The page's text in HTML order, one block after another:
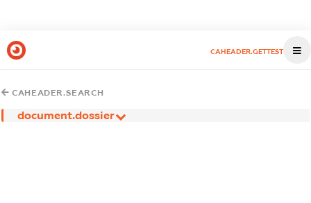
CAHEADER.GETTEST
CAHEADER.SEARCH
document.dossier